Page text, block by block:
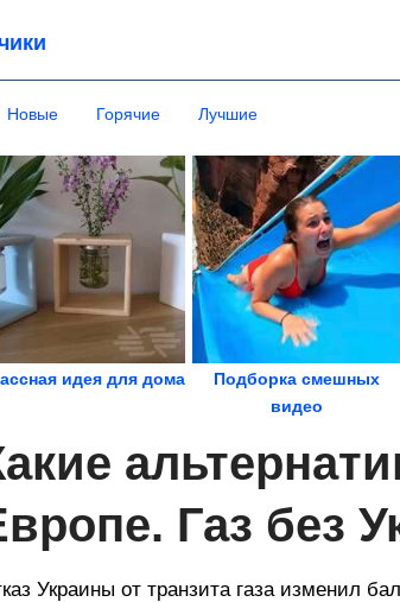
Новые Горячие Лучшие
идея для дома
Подборка смешных
видео
Газ без
Украины от транзита газа изменил